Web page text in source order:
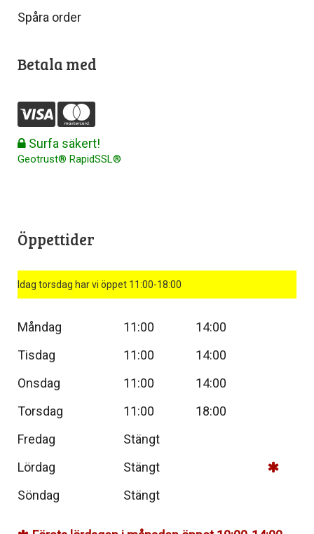
Spåra order
Betala med
Surfa säkert!
Geotrust® RapidSSL®
Öppettider
Idag torsdag har vi öppet 11:00-18:00
Måndag 11:00
14:00
Tisdag
11:00
14:00
Onsdag
11:00
14:00
Torsdag
11:00
18:00
Fredag
Stängt
Lördag
Stängt
Söndag
Stängt